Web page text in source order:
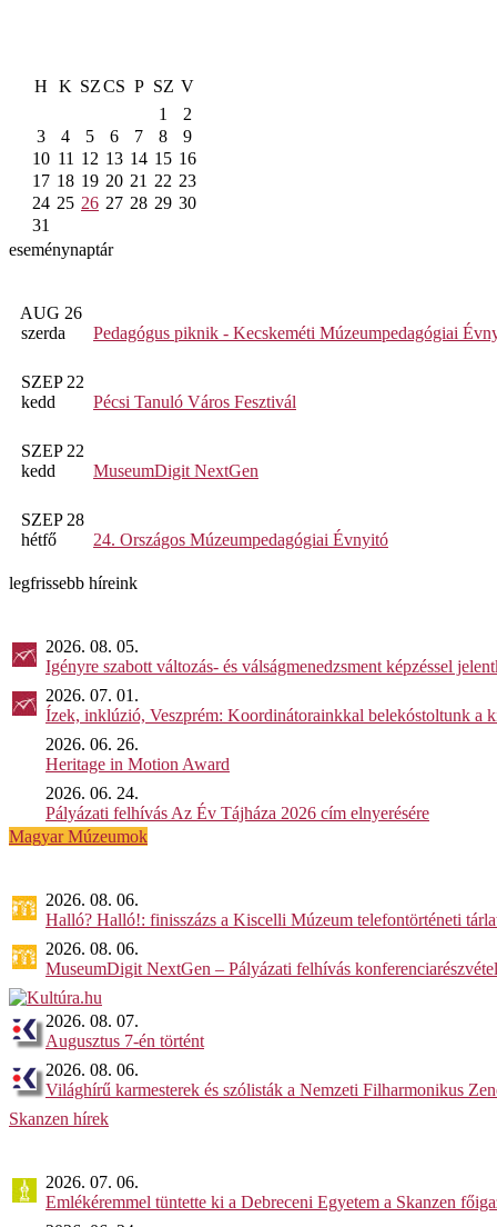
H K SZCS P SZ V
1
2
3
4 5 6 7 8
9
10 11 12 13 14 15 16
17 18 19 20 21 22 23
24 25 26 27 28 29 30
31
eseménynaptár
AUG 26
szerda
Pedagógus piknik - Kecskeméti Múzeumpedagógiai
SZEP 22
kedd
Pécsi Tanuló Város Fesztivál
SZEP 22
kedd
MuseumDigit NextGen
SZEP 28
hétfő
24. Országos Múzeumpedagógiai Évnyitó
legfrissebb híreink
2026. 08. 05.
Igényre szabott változás- és válságmenedzsment képzéssel
2026. 07. 01.
Ízek, inklúzió, Veszprém: Koordinátorainkkal belekóstoltunk a
2026. 06. 26.
Heritage in Motion Award
2026. 06. 24.
Pályázati felhívás Az Év Tájháza 2026 cím elnyerésére
Magyar Múzeumok
2026. 08. 06.
Halló? Halló!: finisszázs a Kiscelli Múzeum telefontörténeti
2026. 08. 06.
MuseumDigit NextGen – Pályázati felhívás
2026. 08. 07.
Augusztus 7-én történt
2026. 08. 06.
Világhírű karmesterek és szólisták a Nemzeti Filharmonikus
Skanzen hírek
2026. 07. 06.
Emlékéremmel tüntette ki a Debreceni Egyetem a Skanzen